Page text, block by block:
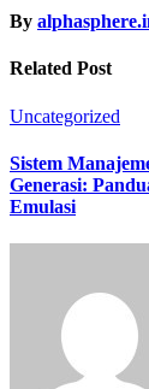
By
Related Post
Uncategorized
Sistem
Generasi:
Emulasi